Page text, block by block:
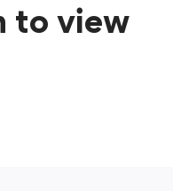
to view